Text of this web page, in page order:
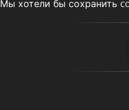
Мы хотели бы сохранить